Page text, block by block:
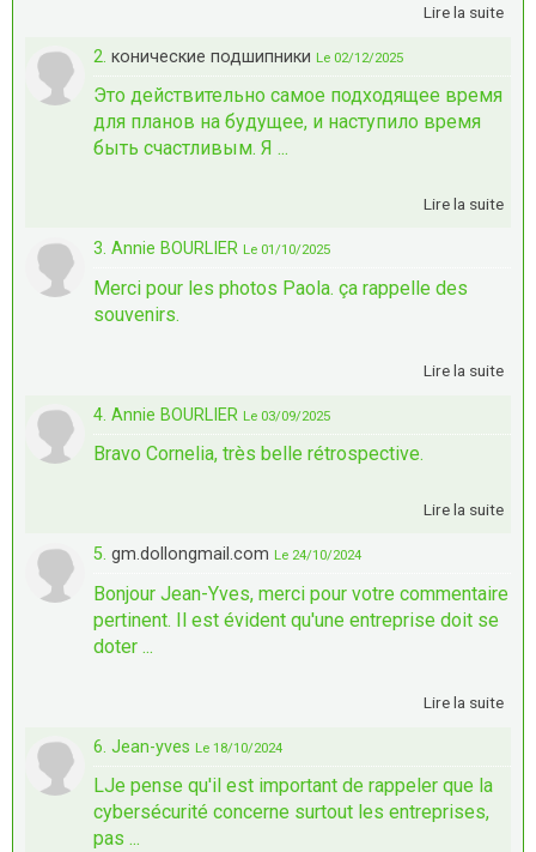
Lire la suite
2. конические подшипники Le 02/12/2025
Это действительно самое подходящее время
для планов на будущее, и наступило время
быть счастливым. Я ...
Lire la suite
3. Annie BOURLIER Le 01/10/2025
Merci pour les photos Paola. ça rappelle des
souvenirs.
Lire la suite
4. Annie BOURLIER Le 03/09/2025
Bravo Cornelia, très belle rétrospective.
Lire la suite
5. gm.dollongmail.com Le 24/10/2024
Bonjour Jean-Yves, merci pour votre commentaire
pertinent. Il est évident qu'une entreprise doit se
doter ...
Lire la suite
6. Jean-yves Le 18/10/2024
LJe pense qu'il est important de rappeler que la
cybersécurité concerne surtout les entreprises,
pas ...